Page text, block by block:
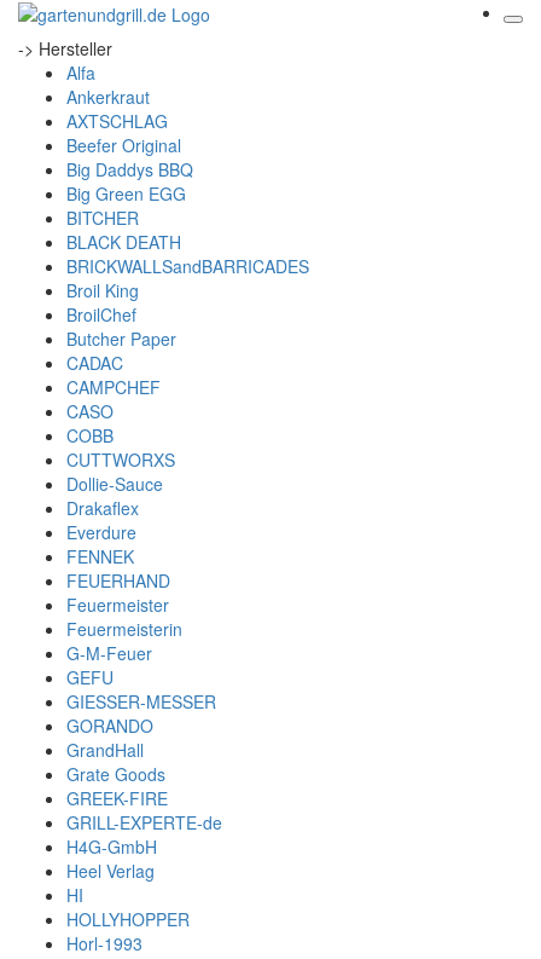
-> Hersteller
Alfa
Ankerkraut
AXTSCHLAG
Beefer Original
Big Daddys BBQ
Big Green EGG
BITCHER
BLACK DEATH
BRICKWALLSandBARRICADES
Broil King
BroilChef
Butcher Paper
CADAC
CAMPCHEF
CASO
COBB
CUTTWORXS
Dollie-Sauce
Drakaflex
Everdure
FENNEK
FEUERHAND
Feuermeister
Feuermeisterin
G-M-Feuer
GEFU
GIESSER-MESSER
GORANDO
GrandHall
Grate Goods
GREEK-FIRE
GRILL-EXPERTE-de
H4G-GmbH
Heel Verlag
HI
HOLLYHOPPER
Horl-1993